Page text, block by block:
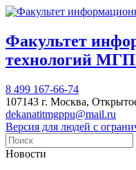
Факультет
технологий
8 499 167-66-74
107143 г. Москва,
dekanatitmgppu@mail.ru
Версия для людей с
Новости